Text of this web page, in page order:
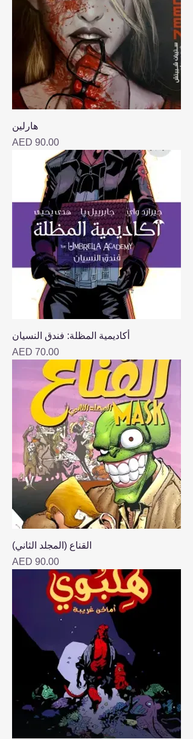
هارلين
Price
AED 90.00
أكاديمية المظلة: فندق النسيان
Price
AED 70.00
القناع (المجلد الثاني)
Price
AED 90.00